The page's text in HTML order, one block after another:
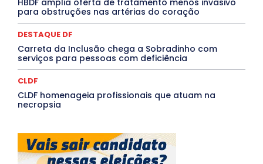
Mais
HBDF amplia oferta de tratamento menos invasivo
para obstruções nas artérias do coração
DESTAQUE DF
Carreta da Inclusão chega a Sobradinho com
serviços para pessoas com deficiência
CLDF
CLDF homenageia profissionais que atuam na
necropsia